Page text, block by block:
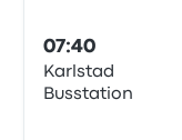
07:40
Karlstad
Busstation